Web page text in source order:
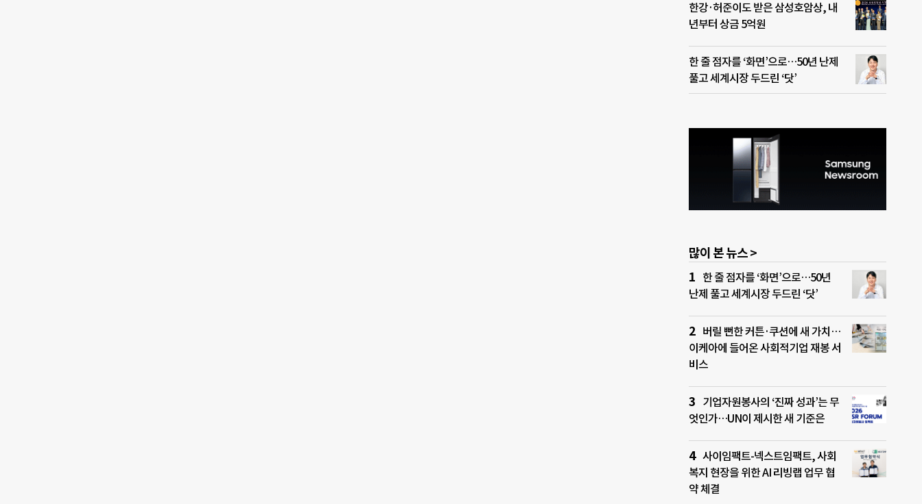
한강·허준이도 받은 삼성호암상, 내
년부터 상금 5억원
한 줄 점자를 ‘화면’으로…50년 난제
풀고 세계시장 두드린 ‘닷’
많이 본 뉴스 >
한 줄 점자를 ‘화면’으로…50년
난제 풀고 세계시장 두드린 ‘닷’
버릴 뻔한 커튼·쿠션에 새 가치…
이케아에 들어온 사회적기업 재봉 서
비스
기업자원봉사의 ‘진짜 성과’는 무
엇인가…UN이 제시한 새 기준은
사이임팩트-넥스트임팩트, 사회
복지 현장을 위한 AI 리빙랩 업무 협
약 체결